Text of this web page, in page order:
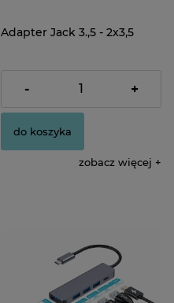
Adapter Jack 3.,5 - 2x3,5
5,80 zł
- +
do koszyka
zobacz więcej